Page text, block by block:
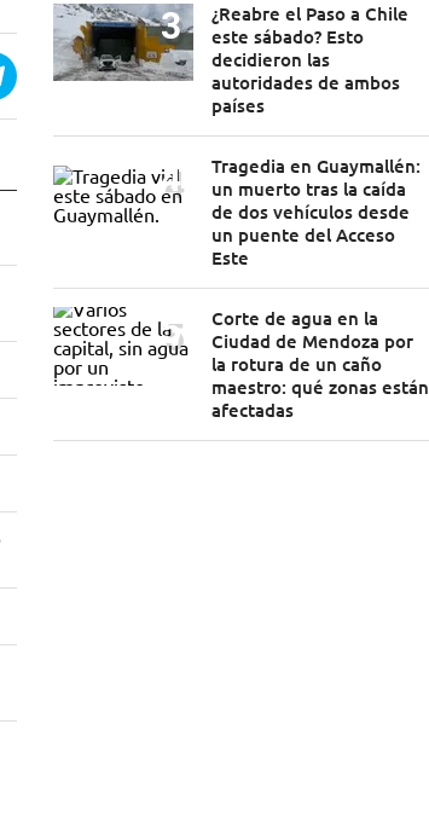
¿Reabre el Paso a Chile
este sábado? Esto
decidieron las
autoridades de ambos
países
Tragedia en Guaymallén:
un muerto tras la caída
de dos vehículos desde
un puente del Acceso
Este
Corte de agua en la
Ciudad de Mendoza por
la rotura de un caño
maestro: qué zonas están
afectadas